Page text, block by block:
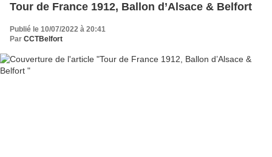
Tour de France 1912, Ballon d’Alsace & Belfort
Publié le 10/07/2022 à 20:41
Par CCTBelfort